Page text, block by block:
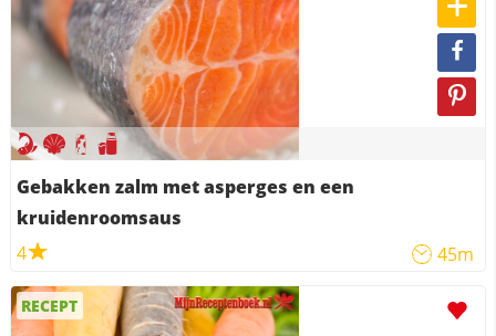
Gebakken zalm met asperges en een
kruidenroomsaus
4
45m
RECEPT